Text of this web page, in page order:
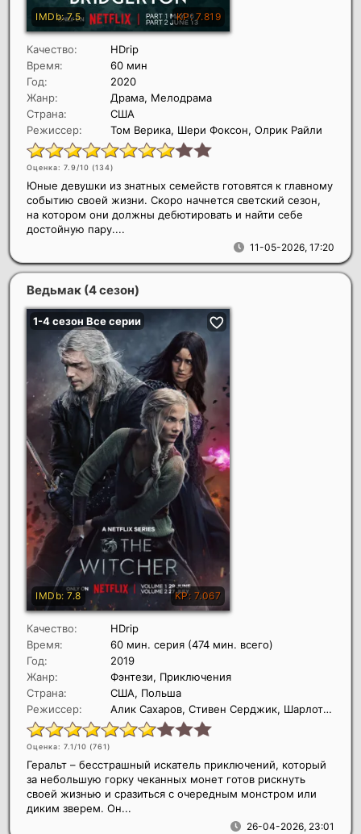
Качество:
HDrip
Время:
60 мин
Год:
2020
Жанр:
Драма, Мелодрама
Страна:
США
Режиссер:
Том Верика, Шери Фоксон, Олрик Райли
Оценка: 7.9/10 (134)
11-05-2026, 17:20
Юные девушки из знатных семейств готовятся к главному
событию своей жизни. Скоро начнется светский сезон,
на котором они должны дебютировать и найти себе
достойную пару....
Ведьмак (4 сезон)
Качество:
HDrip
Время:
60 мин. серия (474 мин. всего)
Год:
2019
Жанр:
Фэнтези, Приключения
Страна:
США, Польша
Режиссер:
Алик Сахаров, Стивен Серджик, Шарлотта Брандстром
Оценка: 7.1/10 (761)
26-04-2026, 23:01
Геральт – бесстрашный искатель приключений, который
за небольшую горку чеканных монет готов рискнуть
своей жизнью и сразиться с очередным монстром или
диким зверем. Он...